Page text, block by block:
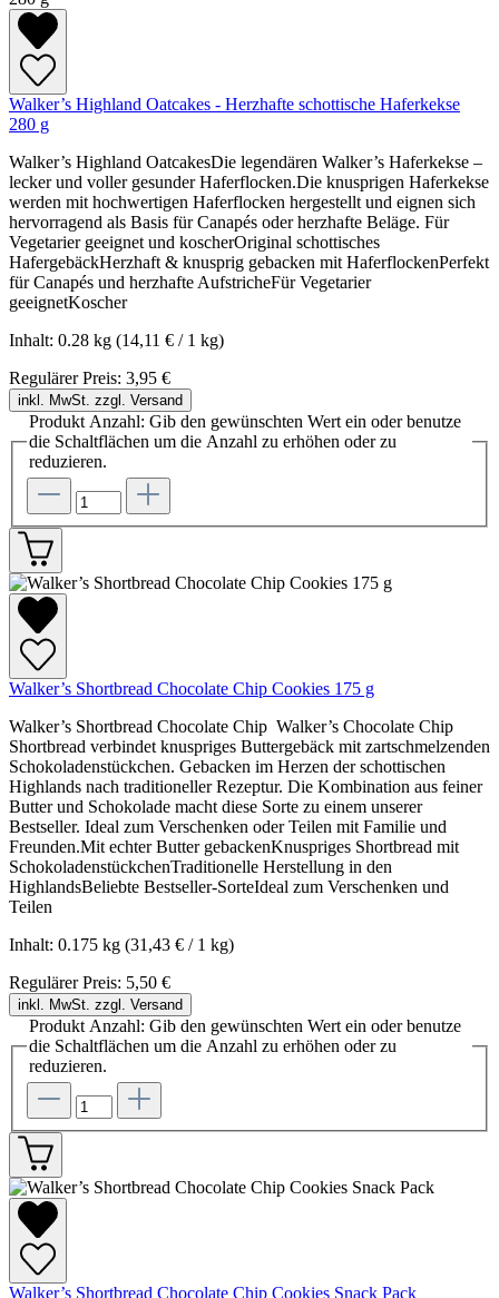
Walker’s Highland Oatcakes - Herzhafte schottische Haferkekse
280 g
Walker’s Highland OatcakesDie legendären Walker’s Haferkekse –
lecker und voller gesunder Haferflocken.Die knusprigen Haferkekse
werden mit hochwertigen Haferflocken hergestellt und eignen sich
hervorragend als Basis für Canapés oder herzhafte Beläge. Für
Vegetarier geeignet und koscherOriginal schottisches
HafergebäckHerzhaft & knusprig gebacken mit HaferflockenPerfekt
für Canapés und herzhafte AufstricheFür Vegetarier
geeignetKoscher
Inhalt: 0.28 kg (14,11 € / 1 kg)
Regulärer Preis: 3,95 €
inkl. MwSt. zzgl. Versand
Produkt Anzahl: Gib den gewünschten Wert ein oder benutze
die Schaltflächen um die Anzahl zu erhöhen oder zu
reduzieren.
Walker’s Shortbread Chocolate Chip Cookies 175 g
Walker’s Shortbread Chocolate Chip Walker’s Chocolate Chip
Shortbread verbindet knuspriges Buttergebäck mit zartschmelzenden
Schokoladenstückchen. Gebacken im Herzen der schottischen
Highlands nach traditioneller Rezeptur. Die Kombination aus feiner
Butter und Schokolade macht diese Sorte zu einem unserer
Bestseller. Ideal zum Verschenken oder Teilen mit Familie und
Freunden.Mit echter Butter gebackenKnuspriges Shortbread mit
SchokoladenstückchenTraditionelle Herstellung in den
HighlandsBeliebte Bestseller-SorteIdeal zum Verschenken und
Teilen
Inhalt: 0.175 kg (31,43 € / 1 kg)
Regulärer Preis: 5,50 €
inkl. MwSt. zzgl. Versand
Produkt Anzahl: Gib den gewünschten Wert ein oder benutze
die Schaltflächen um die Anzahl zu erhöhen oder zu
reduzieren.
Walker’s Shortbread Chocolate Chip Cookies Snack Pack